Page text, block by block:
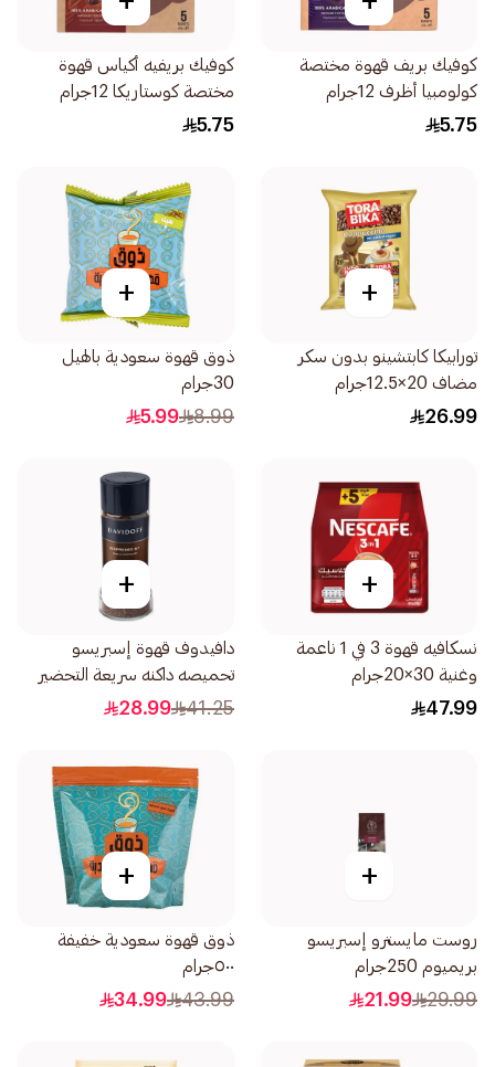
كوفيك بريف قهوة مختصة
كولومبيا أظرف 12جرام
5.75
كوفيك بريفيه أكياس قهوة
مختصة كوستاريكا 12جرام
5.75
+
تورابيكا كابتشينو بدون سكر
مضاف 20×12.5جرام
26.99
+
ذوق قهوة سعودية بالهيل
30جرام
8.99
5.99
+
نسكافيه قهوة 3 في 1 ناعمة
وغنية 30×20جرام
47.99
+
دافيدوف قهوة إسبريسو
تحميصه داكنه سريعة التحضير
100جرام
41.25
28.99
+
روست مايسترو إسبريسو
بريميوم 250جرام
29.99
21.99
+
ذوق قهوة سعودية خفيفة
٥٠٠جرام
43.99
34.99